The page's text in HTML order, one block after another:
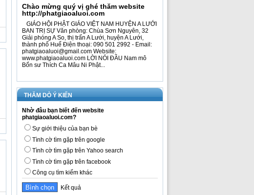
Chào mừng quý vị ghé thăm website
http://phatgiaoaluoi.com
GIÁO HỘI PHẬT GIÁO VIỆT NAM HUYỆN A LƯỚI
BAN TRỊ SỰ Văn phòng: Chùa Sơn Nguyên, 32
Giải phóng A So, thị trấn A Lưới, huyện A Lưới,
thành phố Huế Điện thoại: 090 501 2992 - Email:
phatgiaoaluoi@gmail.com Website:
www.phatgiaoaluoi.com LỜI NÓI ĐẦU Nam mô
Bổn sư Thích Ca Mâu Ni Phật...
THĂM DÒ Ý KIẾN
Nhờ đâu bạn biết đến website
phatgiaoaluoi.com?
Sự giới thiệu của bạn bè
Tình cờ tìm gặp trên google
Tình cờ tìm gặp trên Yahoo search
Tình cờ tìm gặp trên facebook
Công cụ tìm kiếm khác
Kết quả